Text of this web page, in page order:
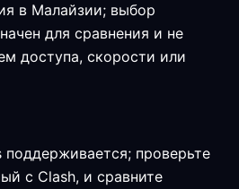
в Малайзии; выбор
для сравнения и не
доступа, скорости или
поддерживается; проверьте
с Clash, и сравните